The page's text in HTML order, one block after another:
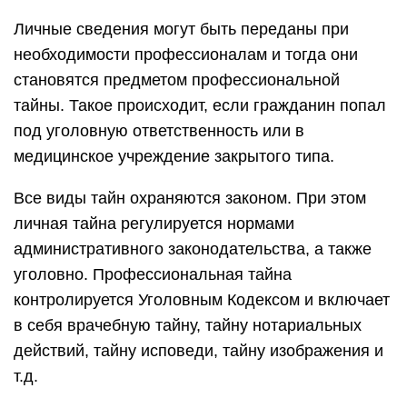
Личные сведения могут быть переданы при
необходимости профессионалам и тогда они
становятся предметом профессиональной
тайны. Такое происходит, если гражданин попал
под уголовную ответственность или в
медицинское учреждение закрытого типа.
Все виды тайн охраняются законом. При этом
личная тайна регулируется нормами
административного законодательства, а также
уголовно. Профессиональная тайна
контролируется Уголовным Кодексом и включает
в себя врачебную тайну, тайну нотариальных
действий, тайну исповеди, тайну изображения и
т.д.